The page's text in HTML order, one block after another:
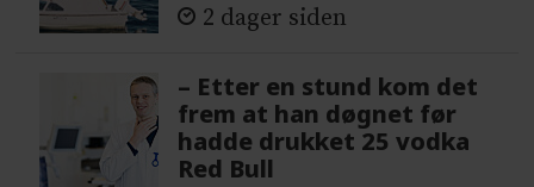
2 dager siden
– Etter en stund kom det
frem at han døgnet før
hadde drukket 25 vodka
Red Bull